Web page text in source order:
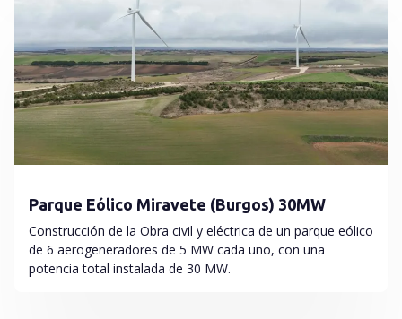
Parque Eólico Miravete (Burgos) 30MW
Construcción de la Obra civil y eléctrica de un parque eólico
de 6 aerogeneradores de 5 MW cada uno, con una
potencia total instalada de 30 MW.